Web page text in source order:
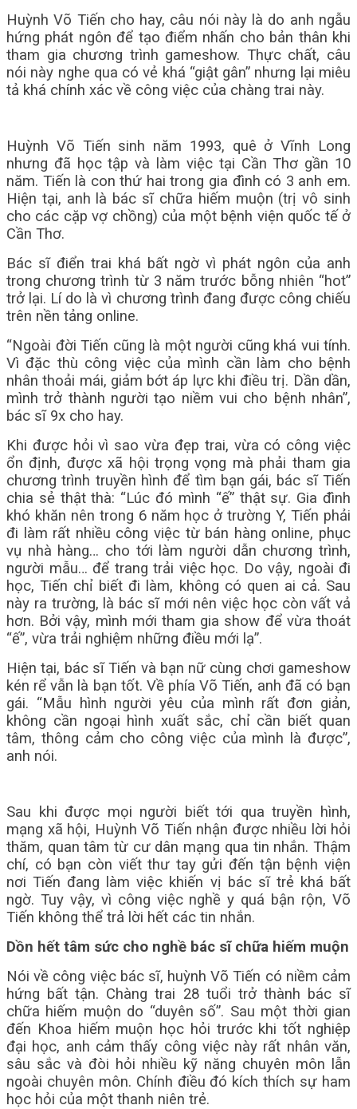
Huỳnh Võ Tiến cho hay, câu nói này là do anh ngẫu
hứng phát ngôn để tạo điểm nhấn cho bản thân khi
tham gia chương trình gameshow. Thực chất, câu
nói này nghe qua có vẻ khá “giật gân” nhưng lại miêu
tả khá chính xác về công việc của chàng trai này.
Huỳnh Võ Tiến sinh năm 1993, quê ở Vĩnh Long
nhưng đã học tập và làm việc tại Cần Thơ gần 10
năm. Tiến là con thứ hai trong gia đình có 3 anh em.
Hiện tại, anh là bác sĩ chữa hiếm muộn (trị vô sinh
cho các cặp vợ chồng) của một bệnh viện quốc tế ở
Cần Thơ.
Bác sĩ điển trai khá bất ngờ vì phát ngôn của anh
trong chương trình từ 3 năm trước bỗng nhiên “hot”
trở lại. Lí do là vì chương trình đang được công chiếu
trên nền tảng online.
“Ngoài đời Tiến cũng là một người cũng khá vui tính.
Vì đặc thù công việc của mình cần làm cho bệnh
nhân thoải mái, giảm bớt áp lực khi điều trị. Dần dần,
mình trở thành người tạo niềm vui cho bệnh nhân”,
bác sĩ 9x cho hay.
Khi được hỏi vì sao vừa đẹp trai, vừa có công việc
ổn định, được xã hội trọng vọng mà phải tham gia
chương trình truyền hình để tìm bạn gái, bác sĩ Tiến
chia sẻ thật thà: “Lúc đó mình “ế” thật sự. Gia đình
khó khăn nên trong 6 năm học ở trường Y, Tiến phải
đi làm rất nhiều công việc từ bán hàng online, phục
vụ nhà hàng… cho tới làm người dẫn chương trình,
người mẫu… để trang trải việc học. Do vậy, ngoài đi
học, Tiến chỉ biết đi làm, không có quen ai cả. Sau
này ra trường, là bác sĩ mới nên việc học còn vất vả
hơn. Bởi vậy, mình mới tham gia show để vừa thoát
“ế”, vừa trải nghiệm những điều mới lạ”.
Hiện tại, bác sĩ Tiến và bạn nữ cùng chơi gameshow
kén rể vẫn là bạn tốt. Về phía Võ Tiến, anh đã có bạn
gái. “Mẫu hình người yêu của mình rất đơn giản,
không cần ngoại hình xuất sắc, chỉ cần biết quan
tâm, thông cảm cho công việc của mình là được”,
anh nói.
Sau khi được mọi người biết tới qua truyền hình,
mạng xã hội, Huỳnh Võ Tiến nhận được nhiều lời hỏi
thăm, quan tâm từ cư dân mạng qua tin nhắn. Thậm
chí, có bạn còn viết thư tay gửi đến tận bệnh viện
nơi Tiến đang làm việc khiến vị bác sĩ trẻ khá bất
ngờ. Tuy vậy, vì công việc nghề y quá bận rộn, Võ
Tiến không thể trả lời hết các tin nhắn.
Dồn hết tâm sức cho nghề bác sĩ chữa hiếm muộn
Nói về công việc bác sĩ, huỳnh Võ Tiến có niềm cảm
hứng bất tận. Chàng trai 28 tuổi trở thành bác sĩ
chữa hiếm muộn do “duyên số”. Sau một thời gian
đến Khoa hiếm muộn học hỏi trước khi tốt nghiệp
đại học, anh cảm thấy công việc này rất nhân văn,
sâu sắc và đòi hỏi nhiều kỹ năng chuyên môn lẫn
ngoài chuyên môn. Chính điều đó kích thích sự ham
học hỏi của một thanh niên trẻ.